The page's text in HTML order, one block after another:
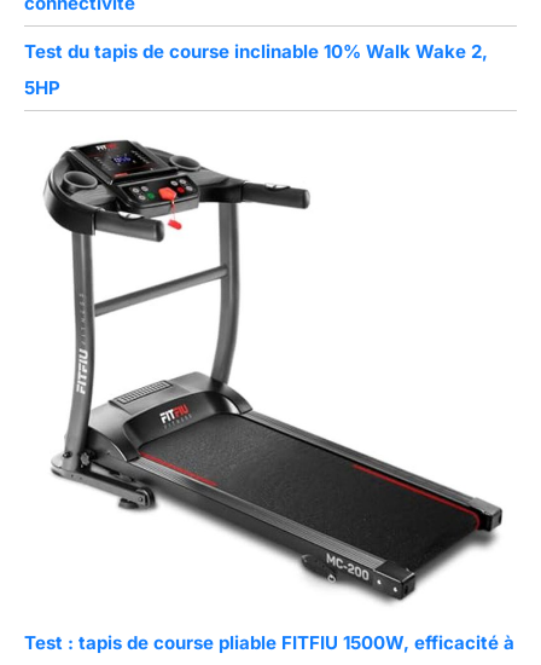
Test du tapis de course inclinable 10% Walk Wake 2,
5HP
Test : tapis de course pliable FITFIU 1500W, efficacité à